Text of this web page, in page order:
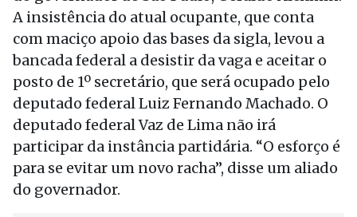
A insistência do atual ocupante, que conta
com maciço apoio das bases da sigla, levou a
bancada federal a desistir da vaga e aceitar o
posto de 1º secretário, que será ocupado pelo
deputado federal Luiz Fernando Machado. O
deputado federal Vaz de Lima não irá
participar da instância partidária. “O esforço é
para se evitar um novo racha”, disse um aliado
do governador.